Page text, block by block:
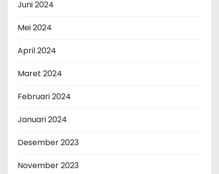
Juni 2024
Mei 2024
April 2024
Maret 2024
Februari 2024
Januari 2024
Desember 2023
November 2023